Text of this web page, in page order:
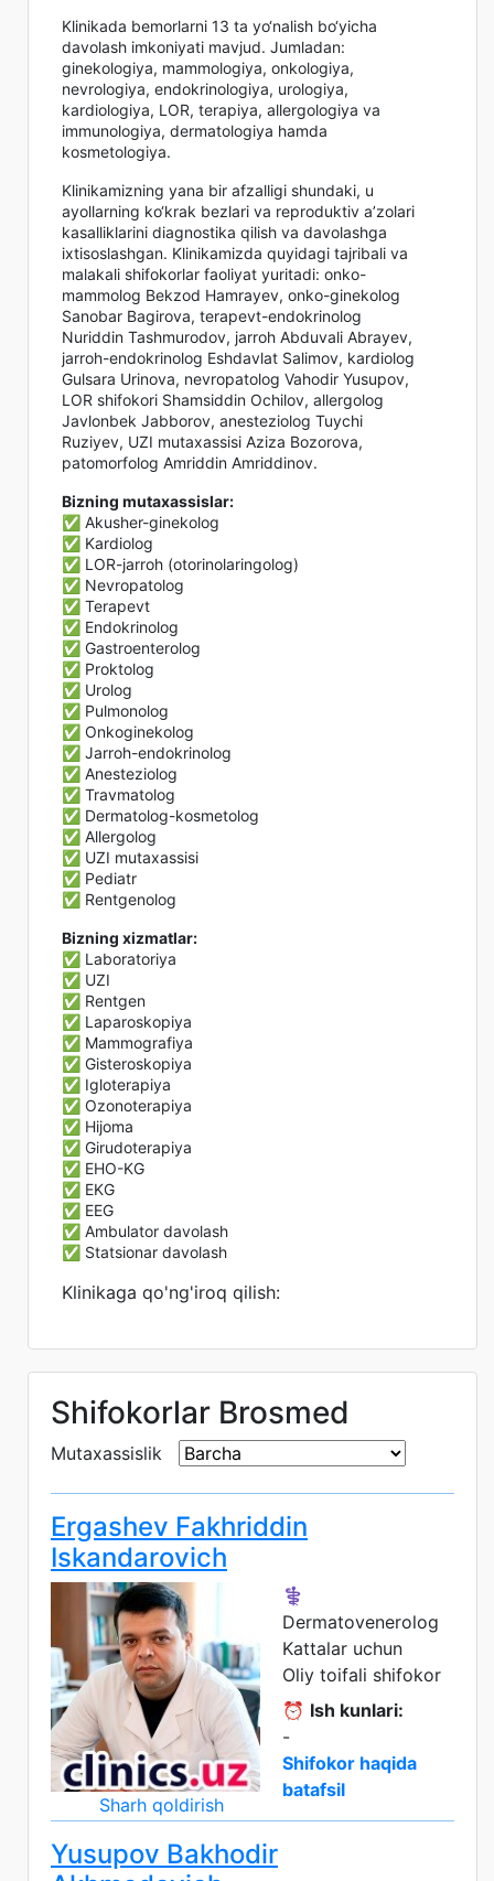
Klinikada bemorlarni 13 ta yo‘nalish bo‘yicha
davolash imkoniyati mavjud. Jumladan:
ginekologiya, mammologiya, onkologiya,
nevrologiya, endokrinologiya, urologiya,
kardiologiya, LOR, terapiya, allergologiya va
immunologiya, dermatologiya hamda
kosmetologiya.
Klinikamizning yana bir afzalligi shundaki, u
ayollarning ko‘krak bezlari va reproduktiv a’zolari
kasalliklarini diagnostika qilish va davolashga
ixtisoslashgan. Klinikamizda quyidagi tajribali va
malakali shifokorlar faoliyat yuritadi: onko-
mammolog Bekzod Hamrayev, onko-ginekolog
Sanobar Bagirova, terapevt-endokrinolog
Nuriddin Tashmurodov, jarroh Abduvali Abrayev,
jarroh-endokrinolog Eshdavlat Salimov, kardiolog
Gulsara Urinova, nevropatolog Vahodir Yusupov,
LOR shifokori Shamsiddin Ochilov, allergolog
Javlonbek Jabborov, anesteziolog Tuychi
Ruziyev, UZI mutaxassisi Aziza Bozorova,
patomorfolog Amriddin Amriddinov.
Bizning mutaxassislar:
✅ Akusher-ginekolog
✅ Kardiolog
✅ LOR-jarroh (otorinolaringolog)
✅ Nevropatolog
✅ Terapevt
✅ Endokrinolog
✅ Gastroenterolog
✅ Proktolog
✅ Urolog
✅ Pulmonolog
✅ Onkoginekolog
✅ Jarroh-endokrinolog
✅ Anesteziolog
✅ Travmatolog
✅ Dermatolog-kosmetolog
✅ Allergolog
✅ UZI mutaxassisi
✅ Pediatr
✅ Rentgenolog
Bizning xizmatlar:
✅ Laboratoriya
✅ UZI
✅ Rentgen
✅ Laparoskopiya
✅ Mammografiya
✅ Gisteroskopiya
✅ Igloterapiya
✅ Ozonoterapiya
✅ Hijoma
✅ Girudoterapiya
✅ EHO-KG
✅ EKG
✅ EEG
✅ Ambulator davolash
✅ Statsionar davolash
Klinikaga qo'ng'iroq qilish:
Shifokorlar Brosmed
Mutaxassislik
Ergashev Fakhriddin
Iskandarovich
Sharh qoldirish
⚕️
Dermatovenerolog
Kattalar uchun
Oliy toifali shifokor
⏰ Ish kunlari:
-
Shifokor haqida
batafsil
Yusupov Bakhodir